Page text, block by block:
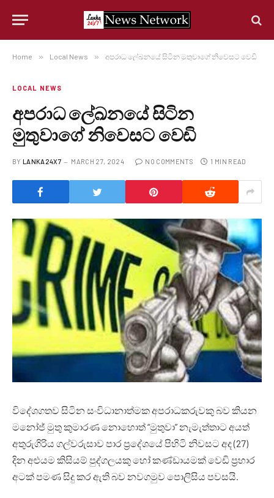
Home » Local News » අපරාධ ලේඛනයේ සිටින මුතුවාගේ නිවෙසට වෙඩි
LOCAL NEWS
අපරාධ ලේඛනයේ සිටින
මුතුවාගේ නිවෙසට වෙඩි
BY LANKA24X7 MARCH 27, 2024 NO COMMENTS 1 MIN READ
විදේශගතව සිටින සංවිධානාත්මක අපරාධකරුවකු බව කියන
මනෝජ් මුතු කුමාරණ නොහොත් “මුතුවා” නැමැත්තාට අයත්
අතුරුගිරිය ගල්වරුසාව පාර ප්‍රදේශයේ පිහිටි නිවසට අද (27)
දින අළුයම කිසියම් පුද්ගලයකු හෝ කණ්ඩායමක් වෙඩි ප්‍රහාර
අටක් පමණ සිදු කර ඇති බව නවගමුව පොලිසිය පවසයි.